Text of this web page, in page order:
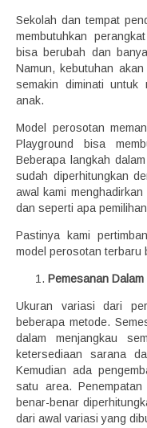
Sekolah dan tempat
membutuhkan
bisa berubah dan
Namun, kebutuhan
semakin diminati untuk
anak.
Model perosotan
Playground bisa
Beberapa langkah
sudah diperhitungkan
awal kami
dan seperti apa
Pastinya kami
model perosotan terbaru
Pemesanan
Ukuran variasi dari
beberapa metode.
dalam menjangkau
ketersediaan sarana
Kemudian ada
satu area.
benar-benar
dari awal variasi yang